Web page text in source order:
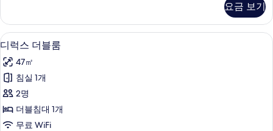
모
두
보
기
더
블
룸
자
세
히
보
기
요금 보기
디
럭
스
더
블
룸
고급 침구, 객실 내 금고, 책상, 암막 커튼
7
디럭스 더블룸
47㎡
침실 1개
2명
더블침대 1개
무료 WiFi